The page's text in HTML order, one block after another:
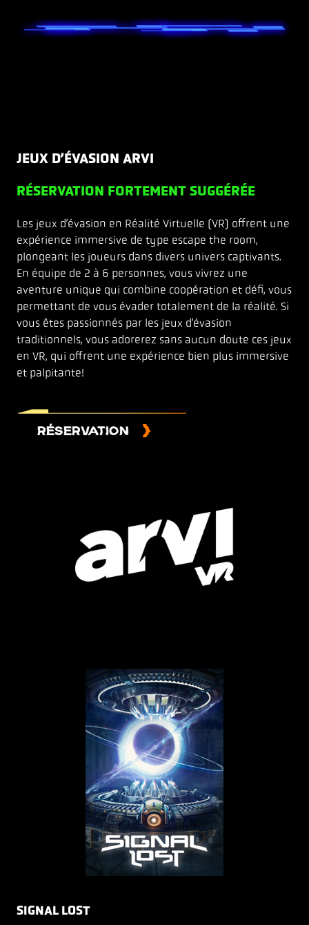
JEUX D’ÉVASION ARVI
RÉSERVATION FORTEMENT SUGGÉRÉE
Les jeux d’évasion en Réalité Virtuelle (VR) offrent une
expérience immersive de type escape the room,
plongeant les joueurs dans divers univers captivants.
En équipe de 2 à 6 personnes, vous vivrez une
aventure unique qui combine coopération et défi, vous
permettant de vous évader totalement de la réalité. Si
vous êtes passionnés par les jeux d’évasion
traditionnels, vous adorerez sans aucun doute ces jeux
en VR, qui offrent une expérience bien plus immersive
et palpitante!
RÉSERVATION
SIGNAL LOST